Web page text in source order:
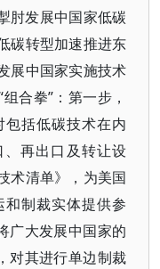
肘发展中国家低碳
碳转型加速推进东
展中国家实施技术
合拳”：第一步，
括低碳技术在内
、再出口及转让设
术清单》，为美国
制裁实体提供参
广大发展中国家的
对其进行单边制裁